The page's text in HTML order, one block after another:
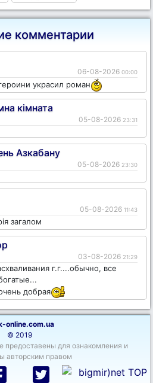
комментарии
06-08-2026 00:00
украсил роман
кімната
05-08-2026 23:31
Азкабану
05-08-2026 23:30
05-08-2026 11:43
загалом
03-08-2026 21:29
г.г....обычно, все
добрая
online.com.ua
© 2019
предоставены для ознакомления и
авторским правом